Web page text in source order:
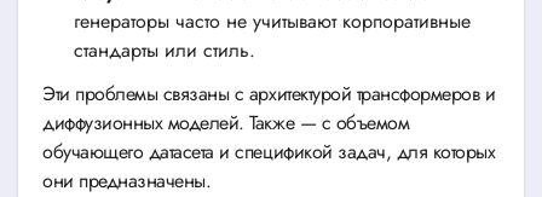
генераторы часто не учитывают корпоративные
стандарты или стиль.
Эти проблемы связаны с архитектурой трансформеров и
диффузионных моделей. Также — с объемом
обучающего датасета и спецификой задач, для которых
они предназначены.